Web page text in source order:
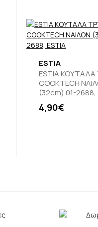
ESTIA
ESTIA
COOKTECH
(32cm) 01-2688,
4,90€